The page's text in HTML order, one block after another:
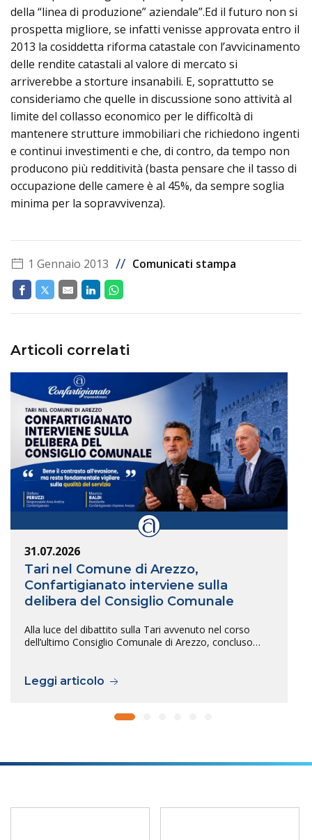
della “linea di produzione” aziendale”.Ed il futuro non si
prospetta migliore, se infatti venisse approvata entro il
2013 la cosiddetta riforma catastale con l’avvicinamento
delle rendite catastali al valore di mercato si
arriverebbe a storture insanabili. E, soprattutto se
consideriamo che quelle in discussione sono attività al
limite del collasso economico per le difficoltà di
mantenere strutture immobiliari che richiedono ingenti
e continui investimenti e che, di contro, da tempo non
producono più redditività (basta pensare che il tasso di
occupazione delle camere è al 45%, da sempre soglia
minima per la sopravvivenza).
1 Gennaio 2013 // Comunicati stampa
Articoli correlati
31.07.2026
Tari nel Comune di Arezzo,
Confartigianato interviene sulla
delibera del Consiglio Comunale
Alla luce del dibattito sulla Tari avvenuto nel corso
dell’ultimo Consiglio Comunale di Arezzo, concluso…
Leggi articolo